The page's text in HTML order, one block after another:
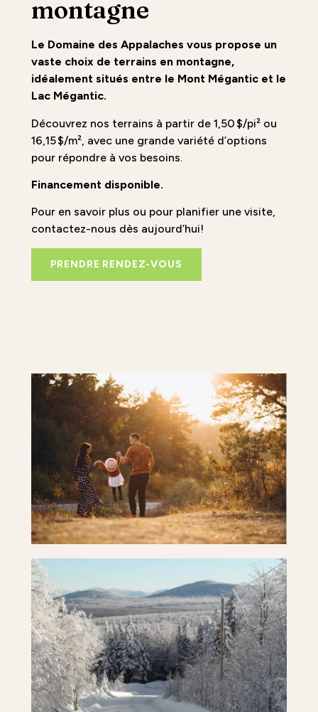
montagne
Le Domaine des Appalaches vous propose un
vaste choix de terrains en montagne,
idéalement situés entre le Mont Mégantic et le
Lac Mégantic.
Découvrez nos terrains à partir de 1,50 $/pi² ou
16,15 $/m², avec une grande variété d’options
pour répondre à vos besoins.
Financement disponible.
Pour en savoir plus ou pour planifier une visite,
contactez-nous dès aujourd’hui!
PRENDRE RENDEZ-VOUS